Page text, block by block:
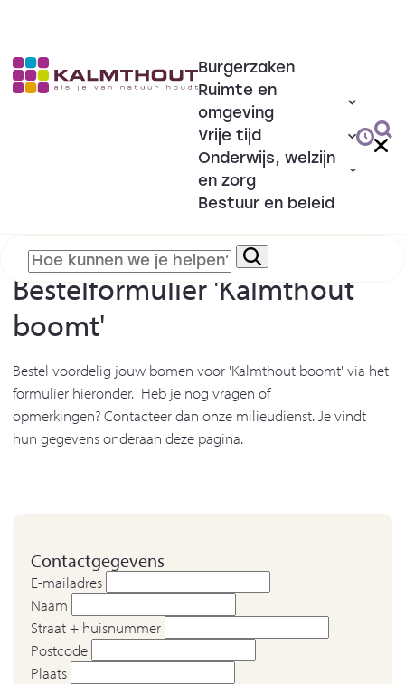
Burgerzaken
Ruimte en
omgeving
Vrije tijd
Onderwijs, welzijn
en zorg
Bestuur en beleid
Bestelformulier 'Kalmthout
boomt'
Bestel voordelig jouw bomen voor 'Kalmthout boomt' via het
formulier hieronder. Heb je nog vragen of
opmerkingen? Contacteer dan onze milieudienst. Je vindt
hun gegevens onderaan deze pagina.
Contactgegevens
E-mailadres
Naam
Straat + huisnummer
Postcode
Plaats